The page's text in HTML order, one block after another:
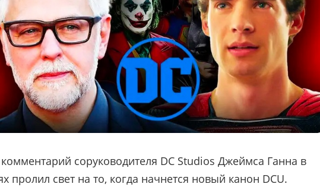
соруководителя DC Studios Джеймса Ганна в
пролил свет на то, когда начнется новый канон DCU.